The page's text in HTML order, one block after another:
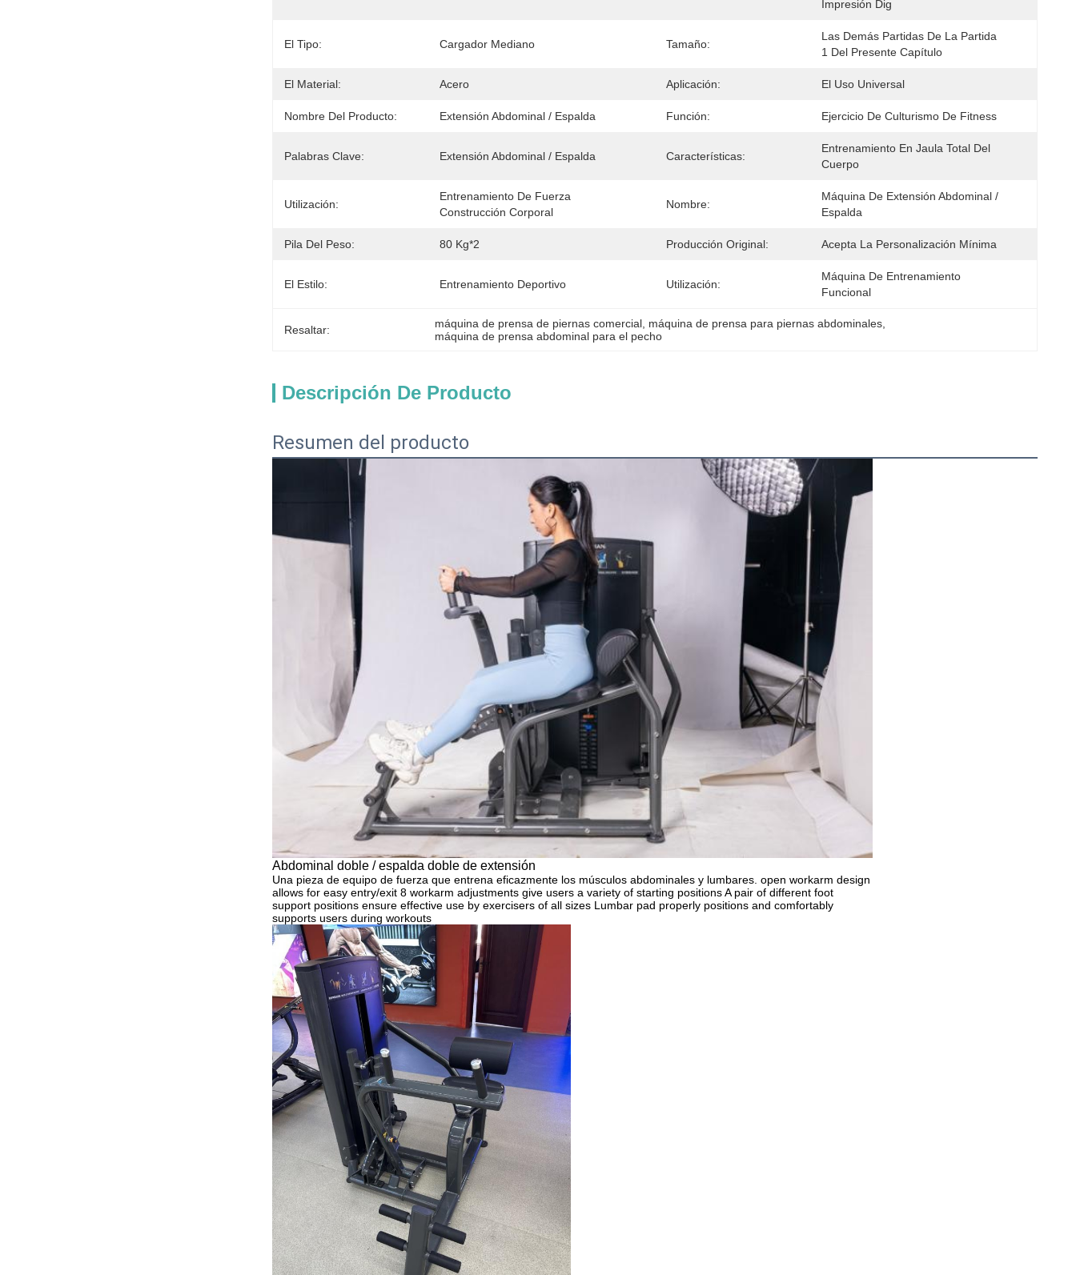
Impresión Dig
El Tipo: Cargador Mediano Tamaño:
Las Demás Partidas De La Partida
1 Del Presente Capítulo
El Material: Acero Aplicación: El Uso Universal
Nombre Del Producto: Extensión Abdominal / Espalda Función: Ejercicio De Culturismo De Fitness
Palabras Clave: Extensión Abdominal / Espalda Características:
Entrenamiento En Jaula Total Del
Cuerpo
Utilización:
Entrenamiento De Fuerza
Construcción Corporal
Nombre:
Máquina De Extensión Abdominal /
Espalda
Pila Del Peso: 80 Kg*2 Producción Original: Acepta La Personalización Mínima
El Estilo: Entrenamiento Deportivo Utilización:
Máquina De Entrenamiento
Funcional
Resaltar: máquina de prensa de piernas comercial máquina de prensa para piernas abdominales
máquina de prensa abdominal para el pecho
Descripción De Producto
Resumen del producto
Abdominal doble / espalda doble de extensión
Una pieza de equipo de fuerza que entrena eficazmente los músculos abdominales y lumbares. open workarm design
allows for easy entry/exit 8 workarm adjustments give users a variety of starting positions A pair of different foot
support positions ensure effective use by exercisers of all sizes Lumbar pad properly positions and comfortably
supports users during workouts